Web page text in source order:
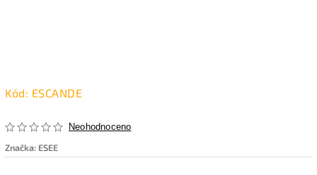
Kód: ESCANDE
Neohodnoceno
Značka: ESEE